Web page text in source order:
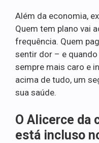
Além da economia,
Quem tem plano vai
frequência. Quem
sentir dor – e
sempre mais caro e
acima de tudo, um
sua saúde.
O Alicerce da
está incluso